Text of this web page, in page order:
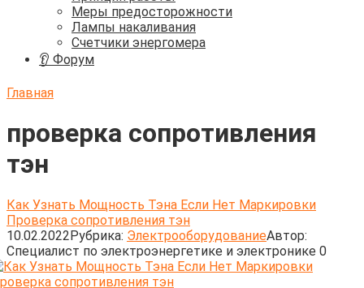
Меры предосторожности
Лампы накаливания
Счетчики энергомера
👂 Форум
Главная
проверка сопротивления
тэн
Как Узнать Мощность Тэна Если Нет Маркировки
Проверка сопротивления тэн
10.02.2022Рубрика: ЭлектрооборудованиеАвтор:
Cпециалист по электроэнергетике и электронике 0